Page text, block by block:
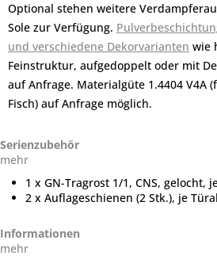
Optional stehen weitere
Sole zur Verfügung.
und verschiedene Dekorvarianten wie
Feinstruktur, aufgedoppelt oder mit
auf Anfrage. Materialgüte 1.4404 V4A
Fisch) auf Anfrage möglich.
Serienzubehör
mehr
1 x GN-Tragrost 1/1, CNS, gelocht,
2 x Auflageschienen (2 Stk.), je
Informationen
mehr